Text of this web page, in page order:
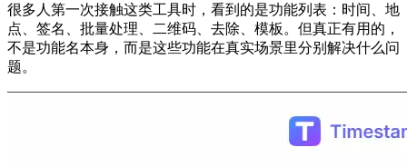
很多人第一次接触这类工具时，看到的是功能列表：时间、地
点、签名、批量处理、二维码、去除、模板。但真正有用的，
不是功能名本身，而是这些功能在真实场景里分别解决什么问
题。